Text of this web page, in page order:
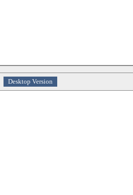
Desktop Version